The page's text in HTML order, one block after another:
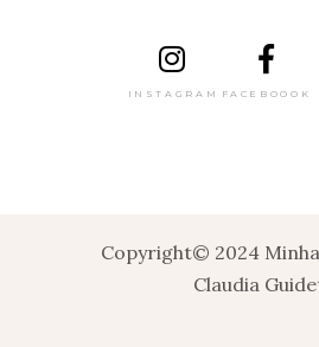
INSTAGRAM FACEBOOOK
Copyright© 2024
Claudia